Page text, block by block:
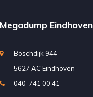
Megadump Eindhoven
Boschdijk 944
5627 AC Eindhoven
040-741 00 41